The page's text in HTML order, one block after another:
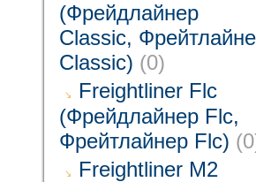
(Фрейдлайнер
Classic,
Classic) (0)
Freightliner Flc
(Фрейдлайнер Flc,
Фрейтлайнер Flc)
Freightliner M2